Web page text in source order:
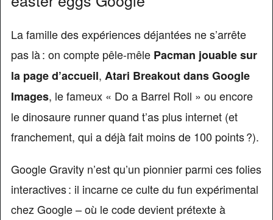
La famille des expériences déjantées ne s’arrête
pas là : on compte pêle-mêle Pacman jouable sur
la page d’accueil, Atari Breakout dans Google
Images, le fameux « Do a Barrel Roll » ou encore
le dinosaure runner quand t’as plus internet (et
franchement, qui a déjà fait moins de 100 points ?).
Google Gravity n’est qu’un pionnier parmi ces folies
interactives : il incarne ce culte du fun expérimental
chez Google – où le code devient prétexte à